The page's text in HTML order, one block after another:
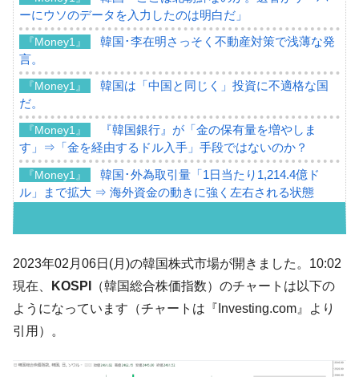
ーにウソのデータを入力したのは明白だ」
『Money1』
韓国･李在明さっそく不動産対策で浅薄な発
言。
『Money1』
韓国は「中国と同じく」投資に不適格な国
だ。
『Money1』
『韓国銀行』が「金の保有量を増やしま
す」⇒「金を経由するドル入手」手段ではないのか？
『Money1』
韓国･外為取引量「1日当たり1,214.4億ド
ル」まで拡大 ⇒ 海外資金の動きに強く左右される状態
い「50.5％」に上昇
『Money1』
韓国大統領府ボンクラ政策室長が告発され
た ⇒ 国家が行った恐るべき株価操作であり、空前の国政壟
『Money1』
動」
『Money1』
中国だけが鉄鋼輸出を異常増加させる ⇒ 中
2023年02月06日(月)の韓国株式市場が開きました。10:02
現在、
KOSPI
（韓国総合株価指数）のチャートは以下の
ようになっています（チャートは『Investing.com』より
引用）。